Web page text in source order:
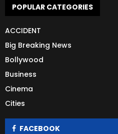
POPULAR CATEGORIES
ACCIDENT
Big Breaking News
Bollywood
Business
Cinema
Cities
FACEBOOK